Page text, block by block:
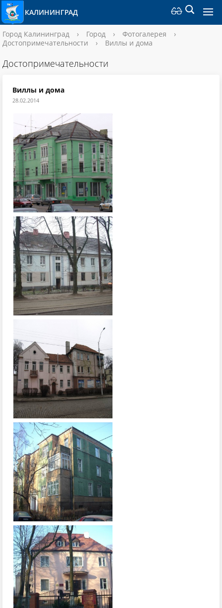
КАЛИНИНГРАД
Город Калининград › Город › Фотогалерея
›
Достопримечательности
› Виллы и дома
Достопримечательности
Виллы и дома
28.02.2014